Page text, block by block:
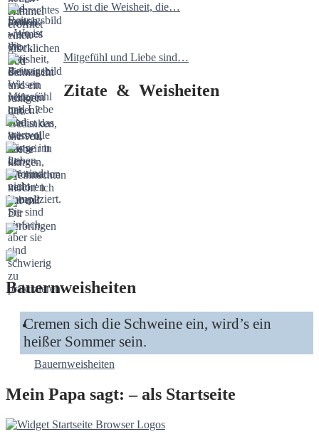
Wo ist die Weisheit, die…
Mitgefühl und Liebe sind…
Zitate & Weisheiten
Bauernweisheiten
Cremen sich die Schweine ein, wird’s ein
heißer Sommer sein.
Bauernweisheiten
Mein Papa sagt: – als Startseite